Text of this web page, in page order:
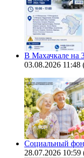
В Махачкале на
03.08.2026 11:48
Социальный
28.07.2026 10:59